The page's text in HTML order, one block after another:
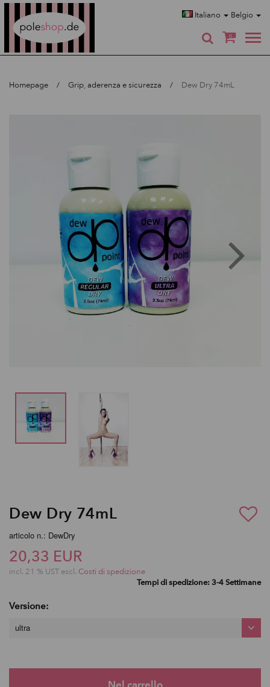
Italiano Belgio
0
Homepage Grip, aderenza e sicurezza Dew Dry 74mL
Dew Dry 74mL
articolo n.: DewDry
20,33 EUR
incl. 21 % UST escl. Costi di spedizione
Tempi di spedizione: 3-4 Settimane
Versione:
ultra